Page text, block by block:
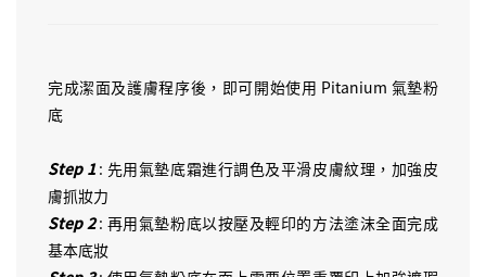
完成潔面及護膚程序後，即可開始使用 Pitanium 氣墊粉
底
Step 1: 先用氣墊底霜進行調色及平滑皮膚紋理，加強皮
膚抓妝力
Step 2: 再用氣墊粉底以按壓及輕印的方法塗沫全面完成
基本底妝